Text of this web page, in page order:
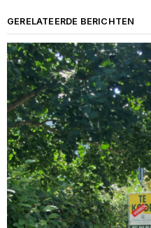
GERELATEERDE BERICHTEN